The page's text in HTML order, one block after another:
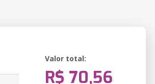
Valor total:
R$ 70,56